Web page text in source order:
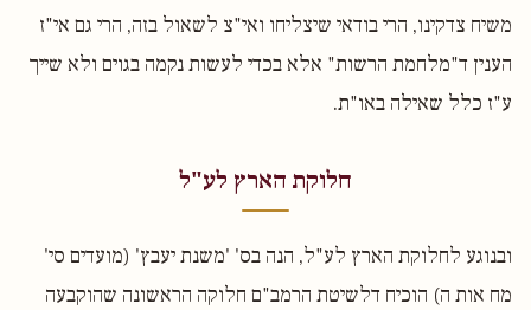
משיח צדקינו, הרי בודאי שיצליחו ואי"צ לשאול בזה, הרי גם אי"ז
הענין ד"מלחמת הרשות" אלא בכדי לעשות נקמה בגוים ולא שייך
ע"ז כלל שאילה באו"ת.
חלוקת הארץ לע"ל
ובנוגע לחלוקת הארץ לע"ל, הנה בס' 'משנת יעבץ' (מועדים סי'
מח אות ה) הוכיח דלשיטת הרמב"ם חלוקה הראשונה שהוקבעה